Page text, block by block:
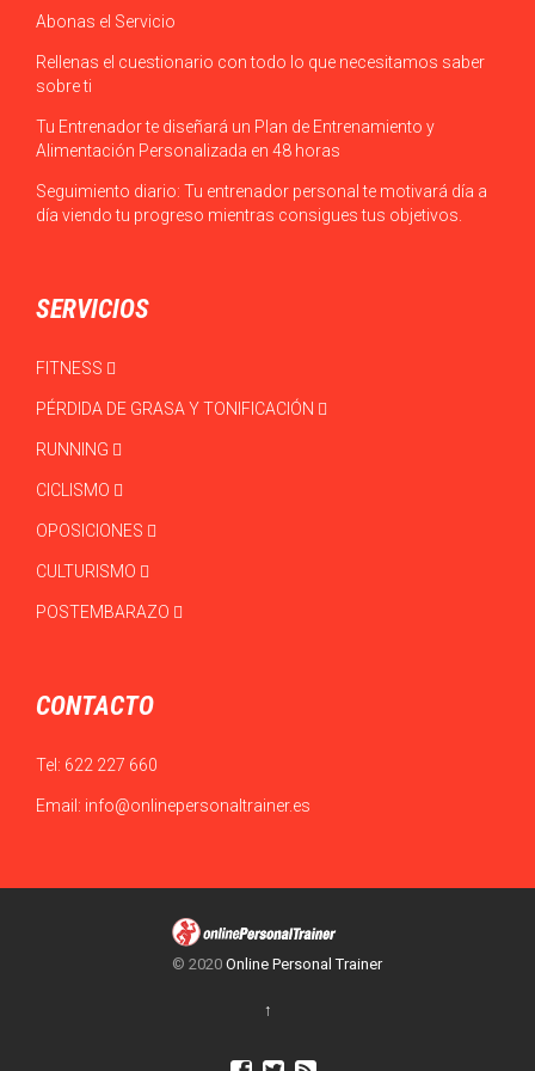
Abonas el Servicio
Rellenas el cuestionario con todo lo que necesitamos saber
sobre ti
Tu Entrenador te diseñará un Plan de Entrenamiento y
Alimentación Personalizada en 48 horas
Seguimiento diario: Tu entrenador personal te motivará día a
día viendo tu progreso mientras consigues tus objetivos.
SERVICIOS
FITNESS
PÉRDIDA DE GRASA Y TONIFICACIÓN
RUNNING
CICLISMO
OPOSICIONES
CULTURISMO
POSTEMBARAZO
CONTACTO
Tel: 622 227 660
Email: info@onlinepersonaltrainer.es
© 2020 Online Personal Trainer
↑